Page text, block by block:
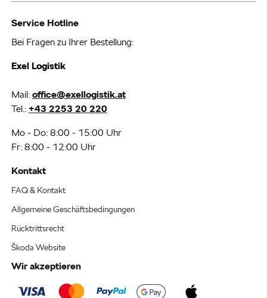
Service Hotline
Bei Fragen zu Ihrer Bestellung:
Exel Logistik
Mail: office@exellogistik.at
Tel.: +43 2253 20 220
Mo - Do: 8:00 - 15:00 Uhr
Fr: 8:00 - 12:00 Uhr
Kontakt
FAQ & Kontakt
Allgemeine Geschäftsbedingungen
Rücktrittsrecht
Škoda Website
Wir akzeptieren